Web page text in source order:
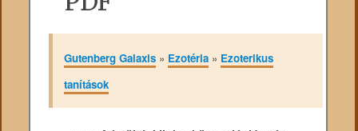
Gutenberg Galaxis» Ezotéria» Ezoterikus
tanítások